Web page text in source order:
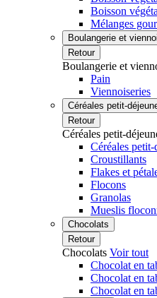
Boisson
Mélanges
Boulangerie et
Retour
Boulangerie et
Pain
Viennoiseries
Céréales petit-
Retour
Céréales petit-
Céréales
Croustillants
Flakes et
Flocons
Granolas
Mueslis
Chocolats
Retour
Chocolats Voir tout
Chocolat en
Chocolat en
Chocolat en